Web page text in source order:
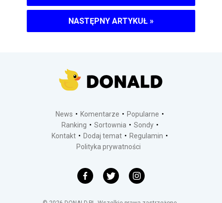
NASTĘPNY ARTYKUŁ »
News Komentarze
Popularne
Ranking
Sortownia
Sondy
Kontakt
Dodaj temat
Regulamin
Polityka prywatności